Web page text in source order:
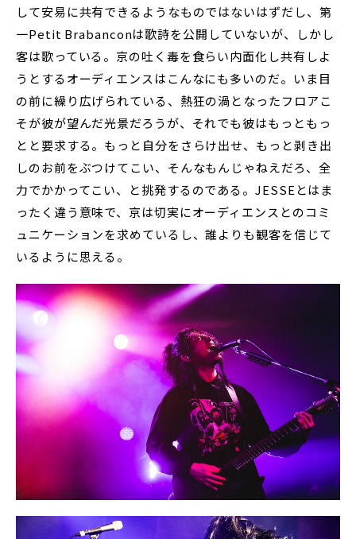
して安易に共有できるようなものではないはずだし、第
一Petit Brabanconは歌詩を公開していないが、しかし
客は歌っている。京の吐く毒を食らい内面化し共有しよ
うとするオーディエンスはこんなにも多いのだ。いま目
の前に繰り広げられている、熱狂の渦となったフロアこ
そが彼が望んだ光景だろうが、それでも彼はもっともっ
とと要求する。もっと自分をさらけ出せ、もっと剥き出
しのお前をぶつけてこい、そんなもんじゃねえだろ、全
力でかかってこい、と挑発するのである。JESSEとはま
ったく違う意味で、京は切実にオーディエンスとのコミ
ュニケーションを求めているし、誰よりも観客を信じて
いるように思える。